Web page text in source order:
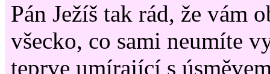
Pán Ježíš tak rád, že vám
všecko, co sami neumíte
teprve umírající s